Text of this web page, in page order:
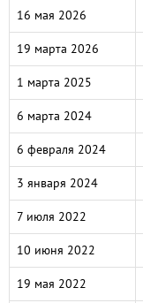
16 мая 2026
19 марта 2026
1 марта 2025
6 марта 2024
6 февраля 2024
3 января 2024
7 июля 2022
10 июня 2022
19 мая 2022